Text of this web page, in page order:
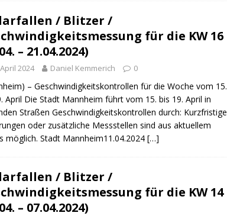
/ Blitzer /
für die KW 16
– 21.04.2024)
2024 Daniel Kemmerich 0
– Geschwindigkeitskontrollen für die Woche vom 15.
April Die Stadt Mannheim führt vom 15. bis 19. April in
Straßen Geschwindigkeitskontrollen durch: Kurzfristige
oder zusätzliche Messstellen sind aus aktuellem
möglich. Stadt Mannheim11.04.2024 […]
/ Blitzer /
für die KW 14
– 07.04.2024)